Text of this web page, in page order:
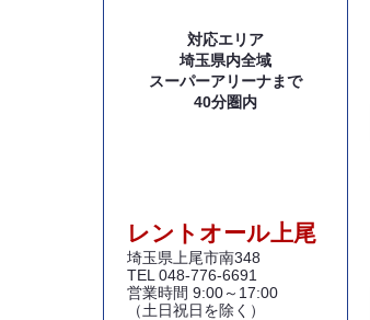
対応エリア
埼玉県内全域
スーパーアリーナまで
40分圏内
レントオール上尾
埼玉県上尾市南348
TEL 048-776-6691
営業時間 9:00～17:00
（土日祝日を除く）